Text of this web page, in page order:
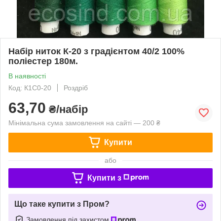
Набір ниток К-20 з градієнтом 40/2 100%
поліестер 180м.
В наявності
Код: К1С0-20
Роздріб
63,70 ₴/набір
Мінімальна сума замовлення на сайті — 200 ₴
Купити
або
Купити з
Що таке купити з Пром?
Замовлення під захистом